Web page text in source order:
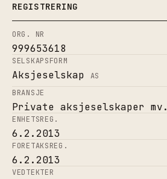
REGISTRERING
ORG. NR
999653618
SELSKAPSFORM
Aksjeselskap
AS
BRANSJE
Private aksjeselskaper mv.
ENHETSREG.
6.2.2013
FORETAKSREG.
6.2.2013
VEDTEKTER